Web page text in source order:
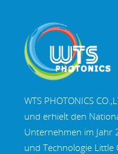
WTS PHOTONICS
und erhielt den
Unternehmen im Jahr
und Technologie